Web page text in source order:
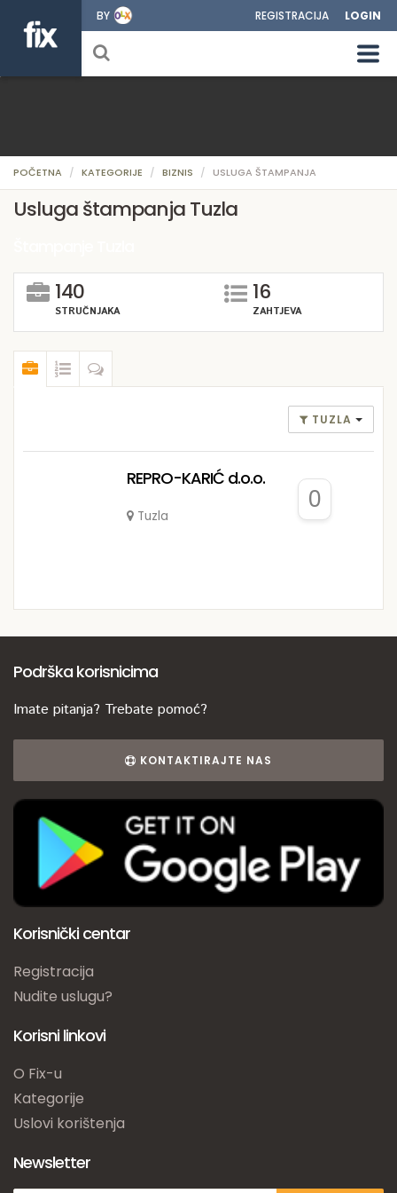
BY REGISTRACIJA LOGIN
POČETNA KATEGORIJE BIZNIS USLUGA ŠTAMPANJA
Usluga štampanja Tuzla
140
STRUČNJAKA
16
ZAHTJEVA
TUZLA
REPRO-KARIĆ d.o.o.
Tuzla
0
Podrška korisnicima
Imate pitanja? Trebate pomoć?
KONTAKTIRAJTE NAS
Korisnički centar
Registracija
Nudite uslugu?
Korisni linkovi
O Fix-u
Kategorije
Uslovi korištenja
Newsletter